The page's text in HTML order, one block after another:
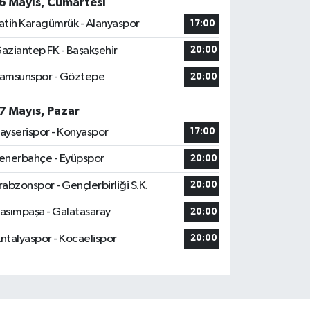
Mayıs, Cumartesi
Karagümrük - Alanyaspor
17:00
FK - Başakşehir 20:00
- Göztepe 20:00
Mayıs, Pazar
- Konyaspor
17:00
- Eyüpspor 20:00
- Gençlerbirliği S.K. 20:00
- Galatasaray 20:00
- Kocaelispor 20:00